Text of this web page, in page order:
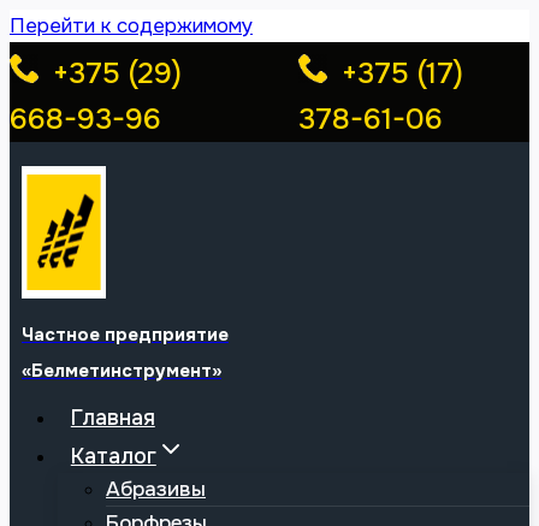
Перейти к содержимому
+375 (29)
668-93-96
+375 (17)
378-61-06
Частное предприятие
«Белметинструмент»
Главная
Каталог
Абразивы